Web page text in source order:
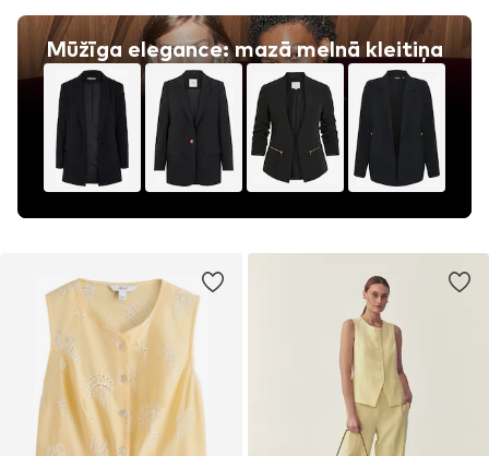
Mūžīga elegance: mazā melnā kleitiņa